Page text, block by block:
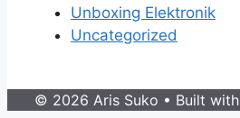
Unboxing Elektronik
Uncategorized
© 2026 Aris Suko • Built with